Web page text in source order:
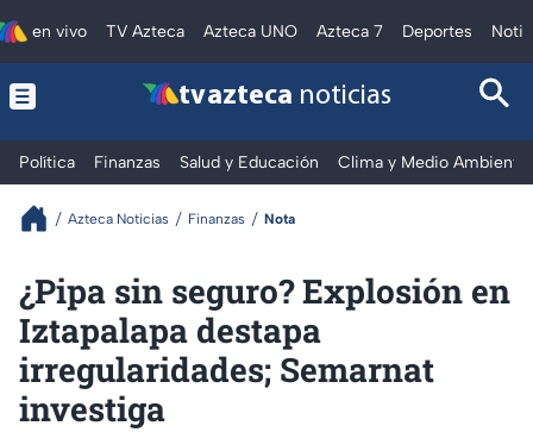
en vivo TV Azteca Azteca UNO Azteca 7 Deportes
tv azteca noticias
Política Finanzas Salud y Educación Clima y Medio Ambiente
Azteca Noticias Finanzas Nota
¿Pipa sin seguro? Explosión en
Iztapalapa destapa
irregularidades; Semarnat
investiga